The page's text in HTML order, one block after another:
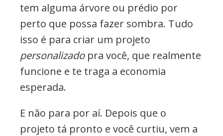
tem alguma árvore ou prédio por
perto que possa fazer sombra. Tudo
isso é para criar um projeto
personalizadopra você, que realmente
funcione e te traga a economia
esperada.
E não para por aí. Depois que o
projeto tá pronto e você curtiu, vem a